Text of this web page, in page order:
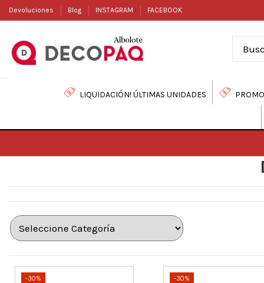
Devoluciones Blog INSTAGRAM FACEBOOK
LIQUIDACIÓN! ÚLTIMAS UNIDADES
-30% -30%